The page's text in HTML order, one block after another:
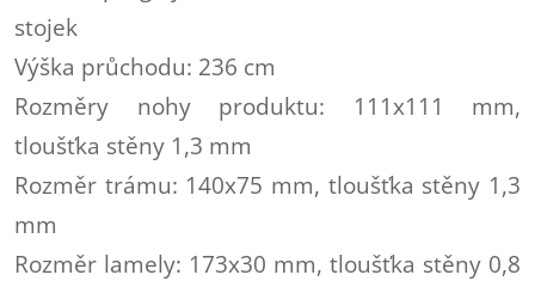
stojek
Výška průchodu: 236 cm
Rozměry nohy produktu: 111x111 mm,
tloušťka stěny 1,3 mm
Rozměr trámu: 140x75 mm, tloušťka stěny 1,3
mm
Rozměr lamely: 173x30 mm, tloušťka stěny 0,8